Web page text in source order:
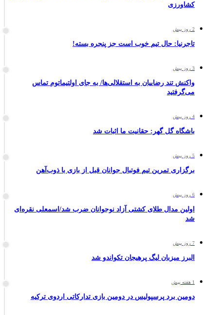
کشاورزی
2 روز پیش
تاجرنیا: حال تیم خوب است جز پنجره بسته!
3 روز پیش
واکنش تند رضاییان به استقلالی‌ها/ به جای اولتیماتوم تماس
می‌گرفتید
4 روز پیش
باشگاه گل گهر: حقانیت ما اثبات شد
5 روز پیش
برگزاری تمرین تیم فوتبال جوانان قبل از بازی با ذوب‌آهن
6 روز پیش
اولین مدال طلای کشتی آزاد نوجوانان ضرب شد/اسمعلی نقره‌ای
شد
7 روز پیش
البرز میزبان لیگ پرهیجان تکواندو شد
1 هفته پیش
دومین برد پرسپولیس در دومین بازی تدارکاتی اردوی ترکیه